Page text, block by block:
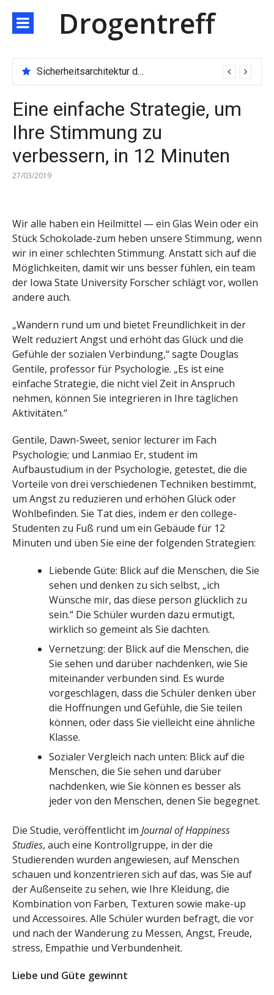
zum
Inhalt
Drogentreff
Sicherheitsarchitektur der nächsten Generation: JARXE kombiniert Multi-Wallet und MPC als Schutzschild für digitales Vertrauen
Eine einfache Strategie, um
Ihre Stimmung zu
verbessern, in 12 Minuten
27/03/2019
Wir alle haben ein Heilmittel — ein Glas Wein oder ein
Stück Schokolade-zum heben unsere Stimmung, wenn
wir in einer schlechten Stimmung. Anstatt sich auf die
Möglichkeiten, damit wir uns besser fühlen, ein team
der Iowa State University Forscher schlägt vor, wollen
andere auch.
„Wandern rund um und bietet Freundlichkeit in der
Welt reduziert Angst und erhöht das Glück und die
Gefühle der sozialen Verbindung,“ sagte Douglas
Gentile, professor für Psychologie. „Es ist eine
einfache Strategie, die nicht viel Zeit in Anspruch
nehmen, können Sie integrieren in Ihre täglichen
Aktivitäten.“
Gentile, Dawn-Sweet, senior lecturer im Fach
Psychologie; und Lanmiao Er, student im
Aufbaustudium in der Psychologie, getestet, die die
Vorteile von drei verschiedenen Techniken bestimmt,
um Angst zu reduzieren und erhöhen Glück oder
Wohlbefinden. Sie Tat dies, indem er den college-
Studenten zu Fuß rund um ein Gebäude für 12
Minuten und üben Sie eine der folgenden Strategien:
Liebende Güte: Blick auf die Menschen, die Sie
sehen und denken zu sich selbst, „ich
Wünsche mir, das diese person glücklich zu
sein.“ Die Schüler wurden dazu ermutigt,
wirklich so gemeint als Sie dachten.
Vernetzung: der Blick auf die Menschen, die
Sie sehen und darüber nachdenken, wie Sie
miteinander verbunden sind. Es wurde
vorgeschlagen, dass die Schüler denken über
die Hoffnungen und Gefühle, die Sie teilen
können, oder dass Sie vielleicht eine ähnliche
Klasse.
Sozialer Vergleich nach unten: Blick auf die
Menschen, die Sie sehen und darüber
nachdenken, wie Sie können es besser als
jeder von den Menschen, denen Sie begegnet.
Die Studie, veröffentlicht im Journal of Happiness
Studies, auch eine Kontrollgruppe, in der die
Studierenden wurden angewiesen, auf Menschen
schauen und konzentrieren sich auf das, was Sie auf
der Außenseite zu sehen, wie Ihre Kleidung, die
Kombination von Farben, Texturen sowie make-up
und Accessoires. Alle Schüler wurden befragt, die vor
und nach der Wanderung zu Messen, Angst, Freude,
stress, Empathie und Verbundenheit.
Liebe und Güte gewinnt